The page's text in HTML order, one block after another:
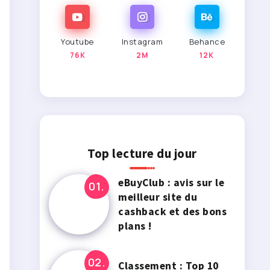
Youtube
76K
Instagram
2M
Behance
12K
Top lecture du jour
eBuyClub : avis sur le
meilleur site du
cashback et des bons
plans !
Classement : Top 10